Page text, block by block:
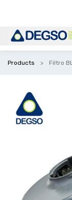
Products Filtro